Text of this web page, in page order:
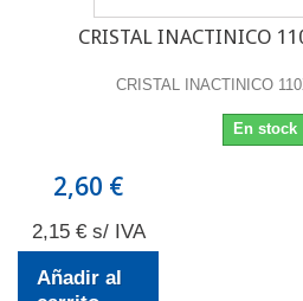
CRISTAL INACTINICO
CRISTAL INACTINICO
En stock
2,60 €
2,15 € s/ IVA
Añadir al